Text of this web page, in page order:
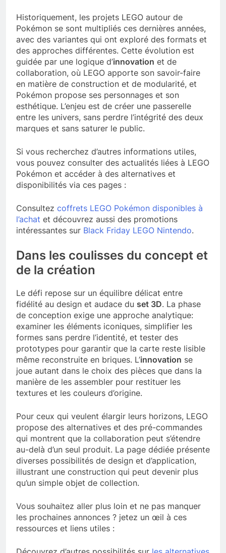
Historiquement, les projets LEGO autour de
Pokémon se sont multipliés ces dernières années,
avec des variantes qui ont exploré des formats et
des approches différentes. Cette évolution est
guidée par une logique d’innovation et de
collaboration, où LEGO apporte son savoir-faire
en matière de construction et de modularité, et
Pokémon propose ses personnages et son
esthétique. L’enjeu est de créer une passerelle
entre les univers, sans perdre l’intégrité des deux
marques et sans saturer le public.
Si vous recherchez d’autres informations utiles,
vous pouvez consulter des actualités liées à LEGO
Pokémon et accéder à des alternatives et
disponibilités via ces pages :
Consultez coffrets LEGO Pokémon disponibles à
l’achat et découvrez aussi des promotions
intéressantes sur Black Friday LEGO Nintendo.
Dans les coulisses du concept et
de la création
Le défi repose sur un équilibre délicat entre
fidélité au design et audace du set 3D. La phase
de conception exige une approche analytique:
examiner les éléments iconiques, simplifier les
formes sans perdre l’identité, et tester des
prototypes pour garantir que la carte reste lisible
même reconstruite en briques. L’innovation se
joue autant dans le choix des pièces que dans la
manière de les assembler pour restituer les
textures et les couleurs d’origine.
Pour ceux qui veulent élargir leurs horizons, LEGO
propose des alternatives et des pré-commandes
qui montrent que la collaboration peut s’étendre
au-delà d’un seul produit. La page dédiée présente
diverses possibilités de design et d’application,
illustrant une construction qui peut devenir plus
qu’un simple objet de collection.
Vous souhaitez aller plus loin et ne pas manquer
les prochaines annonces ? jetez un œil à ces
ressources et liens utiles :